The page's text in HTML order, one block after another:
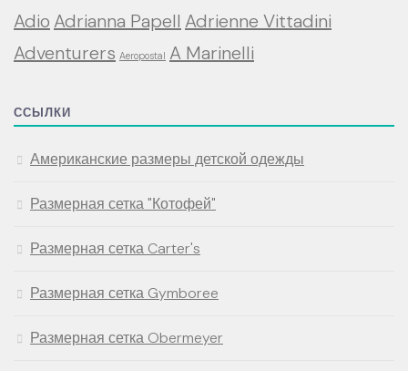
Adio Adrianna Papell Adrienne Vittadini
Adventurers Aeropostal A Marinelli
ССЫЛКИ
Американские размеры детской одежды
Размерная сетка "Котофей"
Размерная сетка Carter's
Размерная сетка Gymboree
Размерная сетка Obermeyer